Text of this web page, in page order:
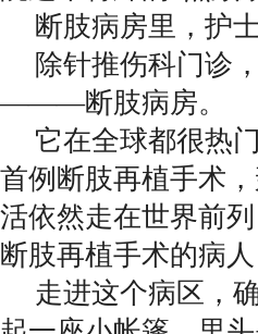
断肢病房里，护
除针推伤科门诊
———断肢病房。
它在全球都很热
首例断肢再植手术
活依然走在世界前
断肢再植手术的病
走进这个病区，